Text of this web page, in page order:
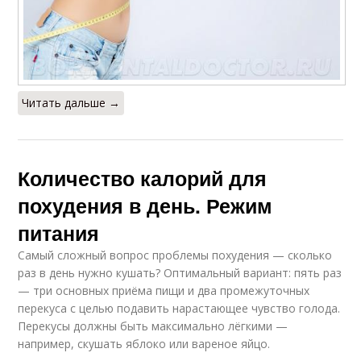
Читать дальше →
Количество калорий для
похудения в день. Режим
питания
Самый сложный вопрос проблемы похудения — сколько
раз в день нужно кушать? Оптимальный вариант: пять раз
— три основных приёма пищи и два промежуточных
перекуса с целью подавить нарастающее чувство голода.
Перекусы должны быть максимально лёгкими —
например, скушать яблоко или вареное яйцо.